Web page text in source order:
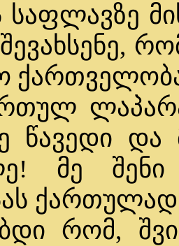
შევახსენე,
წავედი და
მე
რომ,